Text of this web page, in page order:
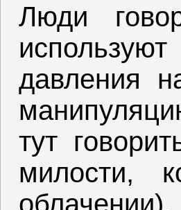
Люди
давления
тут
милости,